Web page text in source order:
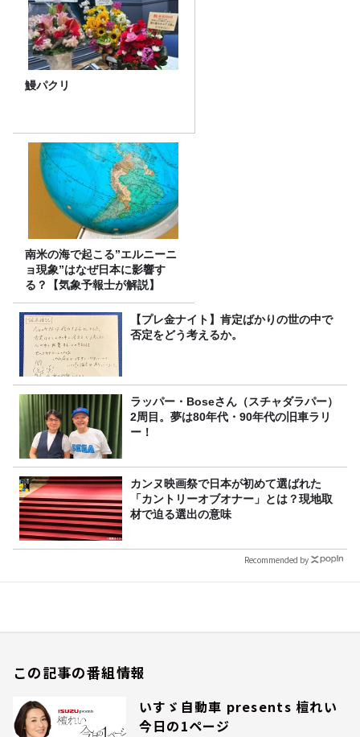
鰻パクリ
南米の海で起こる”エルニーニ
ョ現象”はなぜ日本に影響す
る？【気象予報士が解説】
【プレ金ナイト】肯定ばかりの世の中で
否定をどう考えるか。
ラッパー・Boseさん（スチャダラパー）
2周目。夢は80年代・90年代の旧車ラリ
ー！
カンヌ映画祭で日本が初めて選ばれた
「カントリーオブオナー」とは？現地取
材で迫る選出の意味
Recommended by
この記事の番組情報
いすゞ自動車 presents 檀れい
今日の1ページ